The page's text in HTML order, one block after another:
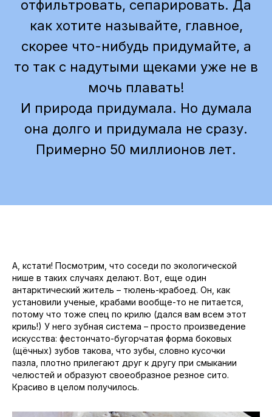
отфильтровать, сепарировать. Да
как хотите называйте, главное,
скорее что-нибудь придумайте, а
то так с надутыми щеками уже не в
мочь плавать!
И природа придумала. Но думала
она долго и придумала не сразу.
Примерно 50 миллионов лет.
А, кстати! Посмотрим, что соседи по экологической
нише в таких случаях делают. Вот, еще один
антарктический житель – тюлень-крабоед. Он, как
установили ученые, крабами вообще-то не питается,
потому что тоже спец по крилю (дался вам всем этот
криль!) У него зубная система – просто произведение
искусства: фестончато-бугорчатая форма боковых
(щёчных) зубов такова, что зубы, словно кусочки
пазла, плотно прилегают друг к другу при смыкании
челюстей и образуют своеобразное резное сито.
Красиво в целом получилось.